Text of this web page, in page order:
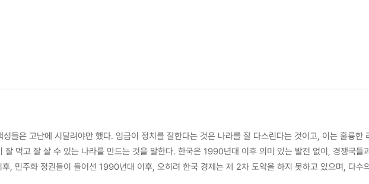
은 고난에 시달려야만 했다. 임금이 정치를 잘한다는 것은 나라를 잘 다스린다는 것이고, 이는 훌륭한
민주화 정권들이 들어선 1990년대 이후, 오히려 한국 경제는 제 2차 도약을 하지 못하고 있으며, 다수
데, 집단적 의식 수준을 높이는 것도 리더들이 해야 할 일에 포함되므로, 한국의 발전 지체의 가장 큰 원